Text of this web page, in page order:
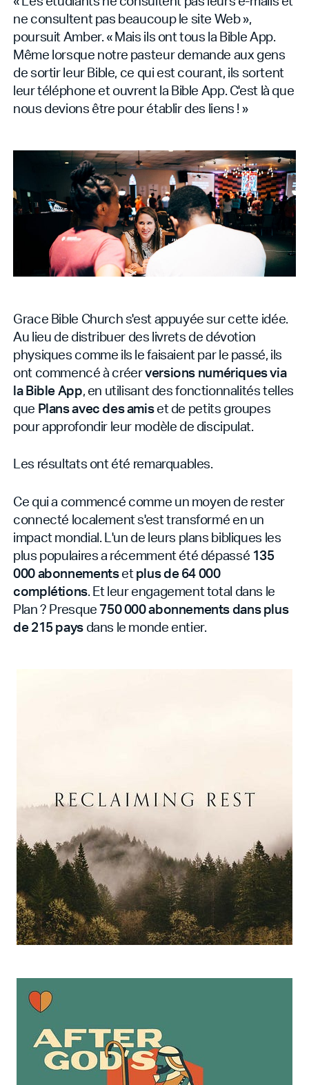
ne consultent pas beaucoup le site Web »,
poursuit Amber. « Mais ils ont tous la Bible App.
Même lorsque notre pasteur demande aux gens
de sortir leur Bible, ce qui est courant, ils sortent
leur téléphone et ouvrent la Bible App. C'est là que
nous devions être pour établir des liens ! »
Grace Bible Church s'est appuyée sur cette idée.
Au lieu de distribuer des livrets de dévotion
physiques comme ils le faisaient par le passé, ils
ont commencé à créerversions numériques via
la Bible App, en utilisant des fonctionnalités telles
que Plans avec des amiset de petits groupes
pour approfondir leur modèle de discipulat.
Les résultats ont été remarquables.
Ce qui a commencé comme un moyen de rester
connecté localement s'est transformé en un
impact mondial. L'un de leurs plans bibliques les
plus populaires a récemment été dépassé 135
000 abonnementsetplus de 64 000
complétions. Et leur engagement total dans le
Plan ? Presque750 000 abonnements dans plus
de 215 paysdans le monde entier.